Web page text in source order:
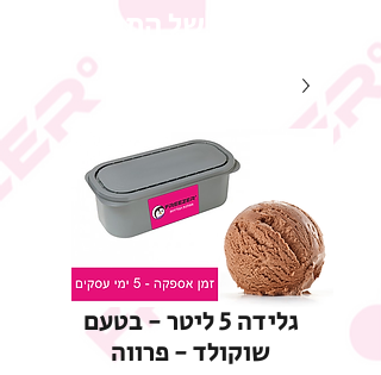
המבצע של המוצר
גלידה 5 ליטר - בטעם
שוקולד - פרווה